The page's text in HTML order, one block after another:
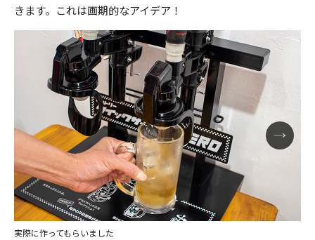
きます。これは画期的なアイデア！
実際に作ってもらいました